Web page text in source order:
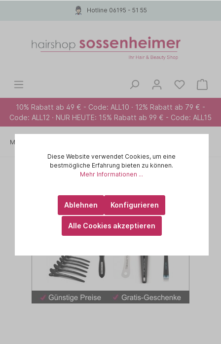
Hotline 06195 - 51 55
10% Rabatt ab 49 € - Code: ALL10 · 12% Rabatt ab 79 € -
Code: ALL12 · NUR HEUTE: 15% Rabatt ab 99 € - Code: ALL15
Marken A-Z
Diese Website verwendet Cookies, um eine
bestmögliche Erfahrung bieten zu können.
Mehr Informationen ...
Ablehnen Konfigurieren
Alle Cookies akzeptieren